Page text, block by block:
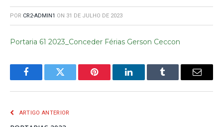
POR CR2-ADMIN1 ON 31 DE JULHO DE 2023
Portaria 61 2023_Conceder Férias Gerson Ceccon
FacebookTwitter Pinterest LinkedInTumblr
E-
ARTIGO ANTERIOR